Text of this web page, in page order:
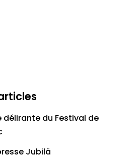
délirante du Festival de
Jubilä